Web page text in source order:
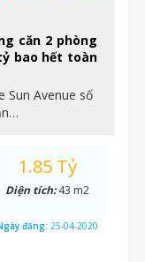
căn 2 phòng
bao hết toàn
Sun Avenue số
1.85 Tỷ
Diện tích:43 m2
đăng: 25-04-2020